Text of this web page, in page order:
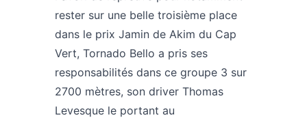
rester sur une belle troisième place
dans le prix Jamin de Akim du Cap
Vert, Tornado Bello a pris ses
responsabilités dans ce groupe 3 sur
2700 mètres, son driver Thomas
Levesque le portant au